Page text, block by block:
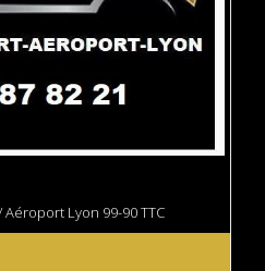
Aéroport Lyon 99-90 TTC